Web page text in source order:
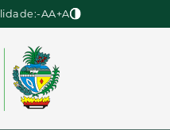
-AA+A